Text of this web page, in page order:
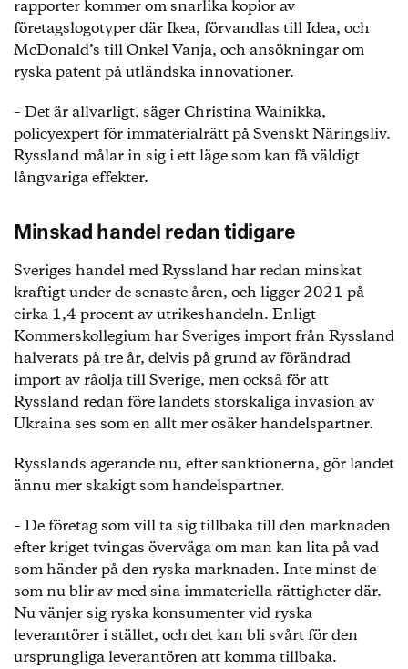
rapporter kommer om snarlika kopior av
företagslogotyper där Ikea, förvandlas till Idea, och
McDonald’s till Onkel Vanja, och ansökningar om
ryska patent på utländska innovationer.
– Det är allvarligt, säger Christina Wainikka,
policyexpert för immaterialrätt på Svenskt Näringsliv.
Ryssland målar in sig i ett läge som kan få väldigt
långvariga effekter.
Minskad handel redan tidigare
Sveriges handel med Ryssland har redan minskat
kraftigt under de senaste åren, och ligger 2021 på
cirka 1,4 procent av utrikeshandeln. Enligt
Kommerskollegium har Sveriges import från Ryssland
halverats på tre år, delvis på grund av förändrad
import av råolja till Sverige, men också för att
Ryssland redan före landets storskaliga invasion av
Ukraina ses som en allt mer osäker handelspartner.
Rysslands agerande nu, efter sanktionerna, gör landet
ännu mer skakigt som handelspartner.
– De företag som vill ta sig tillbaka till den marknaden
efter kriget tvingas överväga om man kan lita på vad
som händer på den ryska marknaden. Inte minst de
som nu blir av med sina immateriella rättigheter där.
Nu vänjer sig ryska konsumenter vid ryska
leverantörer i stället, och det kan bli svårt för den
ursprungliga leverantören att komma tillbaka.